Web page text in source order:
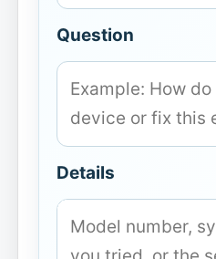
Question
Details